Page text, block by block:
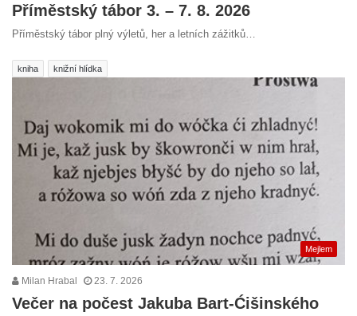
Příměstský tábor 3. – 7. 8. 2026
Příměstský tábor plný výletů, her a letních zážitků…
kniha knižní hlídka
Mejlem
Milan Hrabal 23. 7. 2026
Večer na počest Jakuba Bart-Ćišinského